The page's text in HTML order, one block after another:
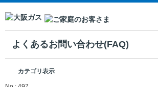
よくあるお問い合わせ(FAQ)
カテゴリ表示